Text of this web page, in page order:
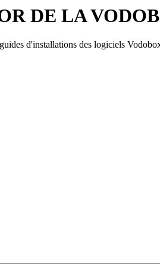
DE LA
d'installations des logiciels